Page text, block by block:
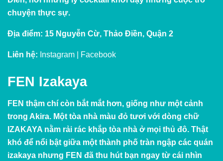
chuyện thực sự.
Địa điểm: 15 Nguyễn Cừ, Thảo Điền, Quận 2
Liên hệ: Instagram Facebook
FEN Izakaya
FEN thậm chí còn bắt mắt hơn, giống như một cảnh
trong Akira. Một tòa nhà màu đỏ tươi với dòng chữ
IZAKAYA nằm rải rác khắp tòa nhà ở mọi thủ đô. Thật
khó để nổi bật giữa một thành phố tràn ngập các quán
izakaya nhưng FEN đã thu hút bạn ngay từ cái nhìn